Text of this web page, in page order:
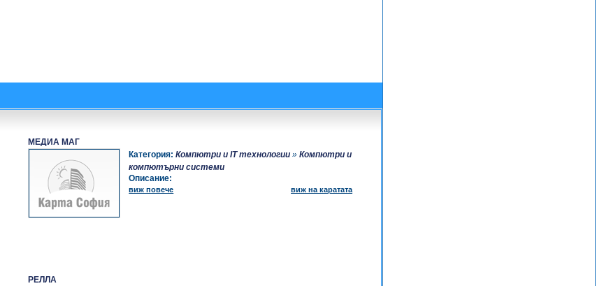
МЕДИА МАГ
Категория: Компютри и IT технологии »Компютри и
компютърни системи
Описание:
виж повече виж на каратата
РЕЛЛА